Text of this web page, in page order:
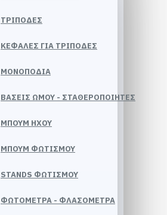
ΤΡΙΠΟΔΕΣ
ΚΕΦΑΛΕΣ ΓΙΑ ΤΡΙΠΟΔΕΣ
ΜΟΝΟΠΟΔΙΑ
ΒΑΣΕΙΣ ΩΜΟΥ - ΣΤΑΘΕΡΟΠΟΙΗΤΕΣ
ΜΠΟΥΜ HXOY
ΜΠΟΥΜ ΦΩΤΙΣΜΟΥ
STANDS ΦΩΤΙΣΜΟΥ
ΦΩΤΟΜΕΤΡΑ - ΦΛΑΣΟΜΕΤΡΑ